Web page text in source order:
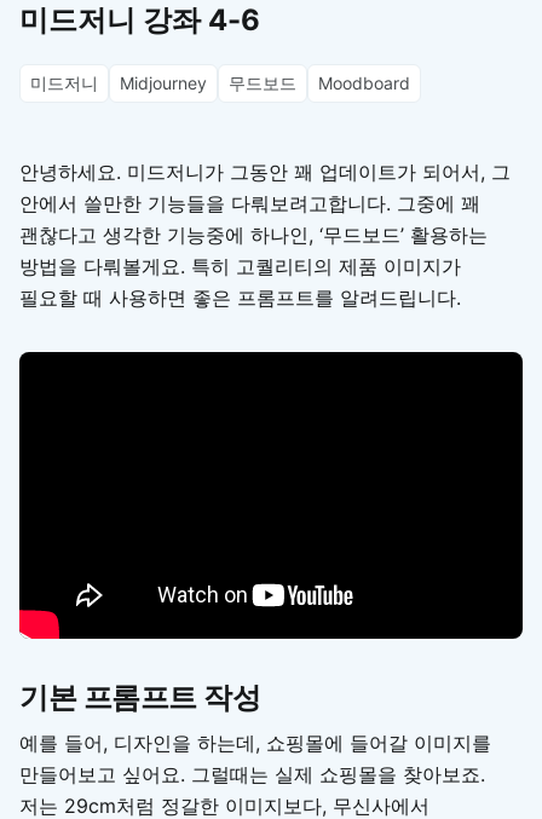
미드저니 강좌 4-6
미드저니 Midjourney 무드보드 Moodboard
안녕하세요. 미드저니가 그동안 꽤 업데이트가 되어서, 그
안에서 쓸만한 기능들을 다뤄보려고합니다. 그중에 꽤
괜찮다고 생각한 기능중에 하나인, ‘무드보드’ 활용하는
방법을 다뤄볼게요. 특히 고퀄리티의 제품 이미지가
필요할 때 사용하면 좋은 프롬프트를 알려드립니다.
기본 프롬프트 작성
예를 들어, 디자인을 하는데, 쇼핑몰에 들어갈 이미지를
만들어보고 싶어요. 그럴때는 실제 쇼핑몰을 찾아보죠.
저는 29cm처럼 정갈한 이미지보다, 무신사에서